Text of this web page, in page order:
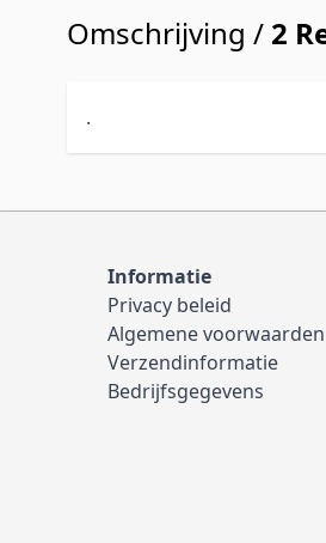
Omschrijving / 2
.
Informatie
Privacy beleid
Algemene voorwaarden
Verzendinformatie
Bedrijfsgegevens